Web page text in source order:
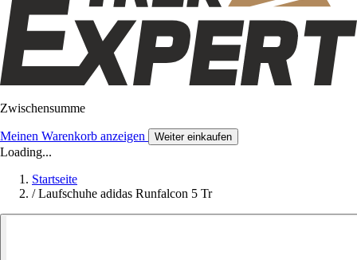
Zwischensumme
Meinen Warenkorb anzeigen Weiter einkaufen
Loading...
Startseite
/ Laufschuhe adidas Runfalcon 5 Tr